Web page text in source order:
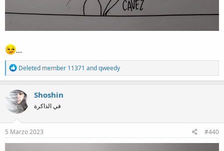
...
R
e
a
c
t
i
o
n
s
Deleted member 11371 andqweedy
Shoshin
في الذاكرة
5 Marzo 2023 #440